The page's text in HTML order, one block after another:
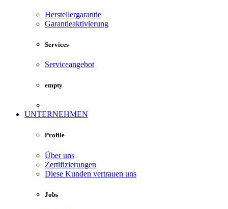
Herstellergarantie
Garantieaktivierung
Services
Serviceangebot
empty
UNTERNEHMEN
Profile
Über uns
Zertifizierungen
Diese Kunden vertrauen uns
Jobs